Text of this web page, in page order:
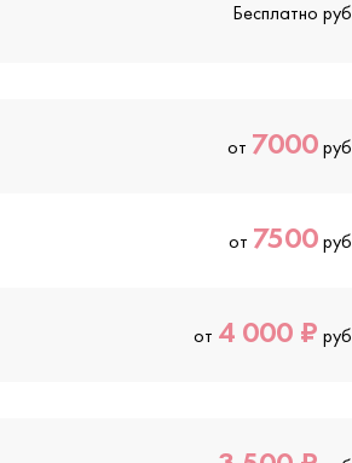
Бесплатно руб
от 7000руб
от 7500руб
от 4 000 ₽ руб